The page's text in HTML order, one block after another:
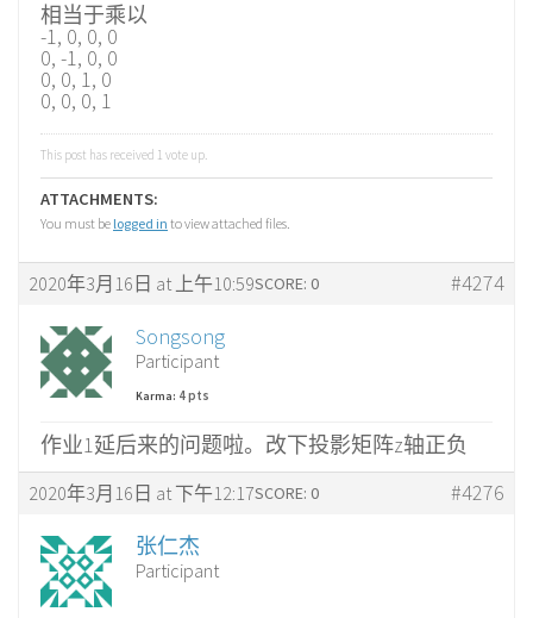
相当于乘以
-1, 0, 0, 0
0, -1, 0, 0
0, 0, 1, 0
0, 0, 0, 1
This post has received 1 vote up.
ATTACHMENTS:
You must be logged in to view attached files.
2020年3月16日 at 上午10:59 #4274
SCORE: 0
Songsong
Participant
Karma: 4 pts
作业1延后来的问题啦。改下投影矩阵z轴正负
2020年3月16日 at 下午12:17 #4276
SCORE: 0
张仁杰
Participant